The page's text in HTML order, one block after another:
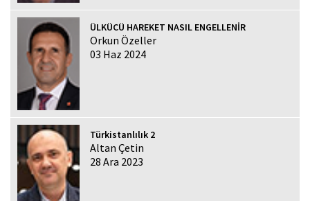
ÜLKÜCÜ HAREKET NASIL ENGELLENİR
Orkun Özeller
03 Haz 2024
Türkistanlılık 2
Altan Çetin
28 Ara 2023